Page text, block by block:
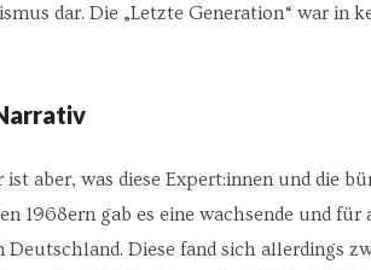
dar. Die „Letzte Generation“ war in
aber, was diese Expert:innen und die
1968ern gab es eine wachsende und
Deutschland. Diese fand sich allerdings